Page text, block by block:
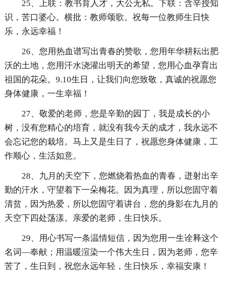
25、上联：教书育人才，大公无私。下联：含辛授知
识，苦口婆心。横批：教师颂歌。祝每一位教师生日快
乐，永远幸福！
26、您用热血谱写出青春的赞歌，您用年华耕耘出肥
沃的土地，您用汗水浇灌出明天的希望，您用心血孕育出
祖国的花朵。9.10生日，让我们向您致敬，真诚的祝愿您
身体健康，一生幸福！
27、敬爱的老师，您是辛勤的园丁，我是成长的小
树，没有您精心的培育，就没有我今天的成才，我永远不
会忘记您的栽培。马上又是生日了，祝愿您身体健康，工
作顺心，生活如意。
28、九月的天空下，您燃烧着热血的青春，迸射出辛
勤的汗水，守望着下一朵梅花。因为真理，所以您固守着
清贫，因为热爱，所以您固守着讲台，您的身影在九月的
天空下四处荡漾。亲爱的老师，生日快乐。
29、用心书写一条温情短信，因为您用一生诠释这个
名词—奉献；用温暖渲染一个伟大生日，因为老师，您辛
苦了，生日到，祝您永远年轻，生日快乐，幸福安康！